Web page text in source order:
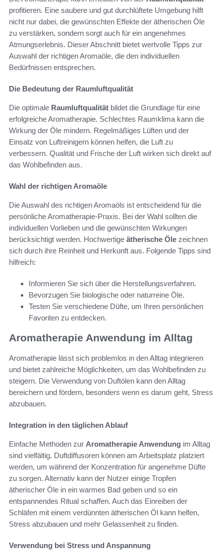
profitieren. Eine saubere und gut durchlüftete Umgebung hilft
nicht nur dabei, die gewünschten Effekte der ätherischen Öle
zu verstärken, sondern sorgt auch für ein angenehmes
Atmungserlebnis. Dieser Abschnitt bietet wertvolle Tipps zur
Auswahl der richtigen Aromaöle, die den individuellen
Bedürfnissen entsprechen.
Die Bedeutung der Raumluftqualität
Die optimale Raumluftqualität bildet die Grundlage für eine
erfolgreiche Aromatherapie. Schlechtes Raumklima kann die
Wirkung der Öle mindern. Regelmäßiges Lüften und der
Einsatz von Luftreinigern können helfen, die Luft zu
verbessern. Qualität und Frische der Luft wirken sich direkt auf
das Wohlbefinden aus.
Wahl der richtigen Aromaöle
Die Auswahl des richtigen Aromaöls ist entscheidend für die
persönliche Aromatherapie-Praxis. Bei der Wahl sollten die
individuellen Vorlieben und die gewünschten Wirkungen
berücksichtigt werden. Hochwertige ätherische Öle zeichnen
sich durch ihre Reinheit und Herkunft aus. Folgende Tipps sind
hilfreich:
Informieren Sie sich über die Herstellungsverfahren.
Bevorzugen Sie biologische oder naturreine Öle.
Testen Sie verschiedene Düfte, um Ihren persönlichen
Favoriten zu entdecken.
Aromatherapie Anwendung im Alltag
Aromatherapie lässt sich problemlos in den Alltag integrieren
und bietet zahlreiche Möglichkeiten, um das Wohlbefinden zu
steigern. Die Verwendung von Duftölen kann den Alltag
bereichern und fördern, besonders wenn es darum geht, Stress
abzubauen.
Integration in den täglichen Ablauf
Einfache Methoden zur Aromatherapie Anwendung im Alltag
sind vielfältig. Duftdiffusoren können am Arbeitsplatz platziert
werden, um während der Konzentration für angenehme Düfte
zu sorgen. Alternativ kann der Nutzer einige Tropfen
ätherischer Öle in ein warmes Bad geben und so ein
entspannendes Ritual schaffen. Auch das Einreiben der
Schläfen mit einem verdünnten ätherischen Öl kann helfen,
Stress abzubauen und mehr Gelassenheit zu finden.
Verwendung bei Stress und Anspannung